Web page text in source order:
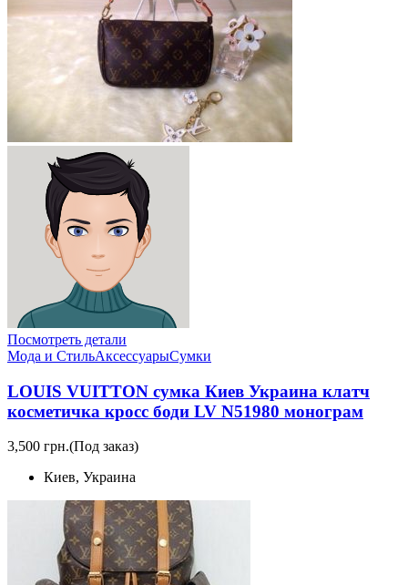
Посмотреть детали
Мода и СтильАксессуарыСумки
LOUIS VUITTON сумка Киев Украина клатч
косметичка кросс боди LV N51980 монограм
3,500 грн.(Под заказ)
Киев, Украина